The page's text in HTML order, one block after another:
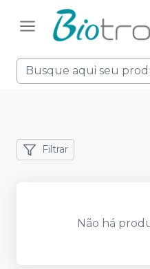
Filtrar
Não há